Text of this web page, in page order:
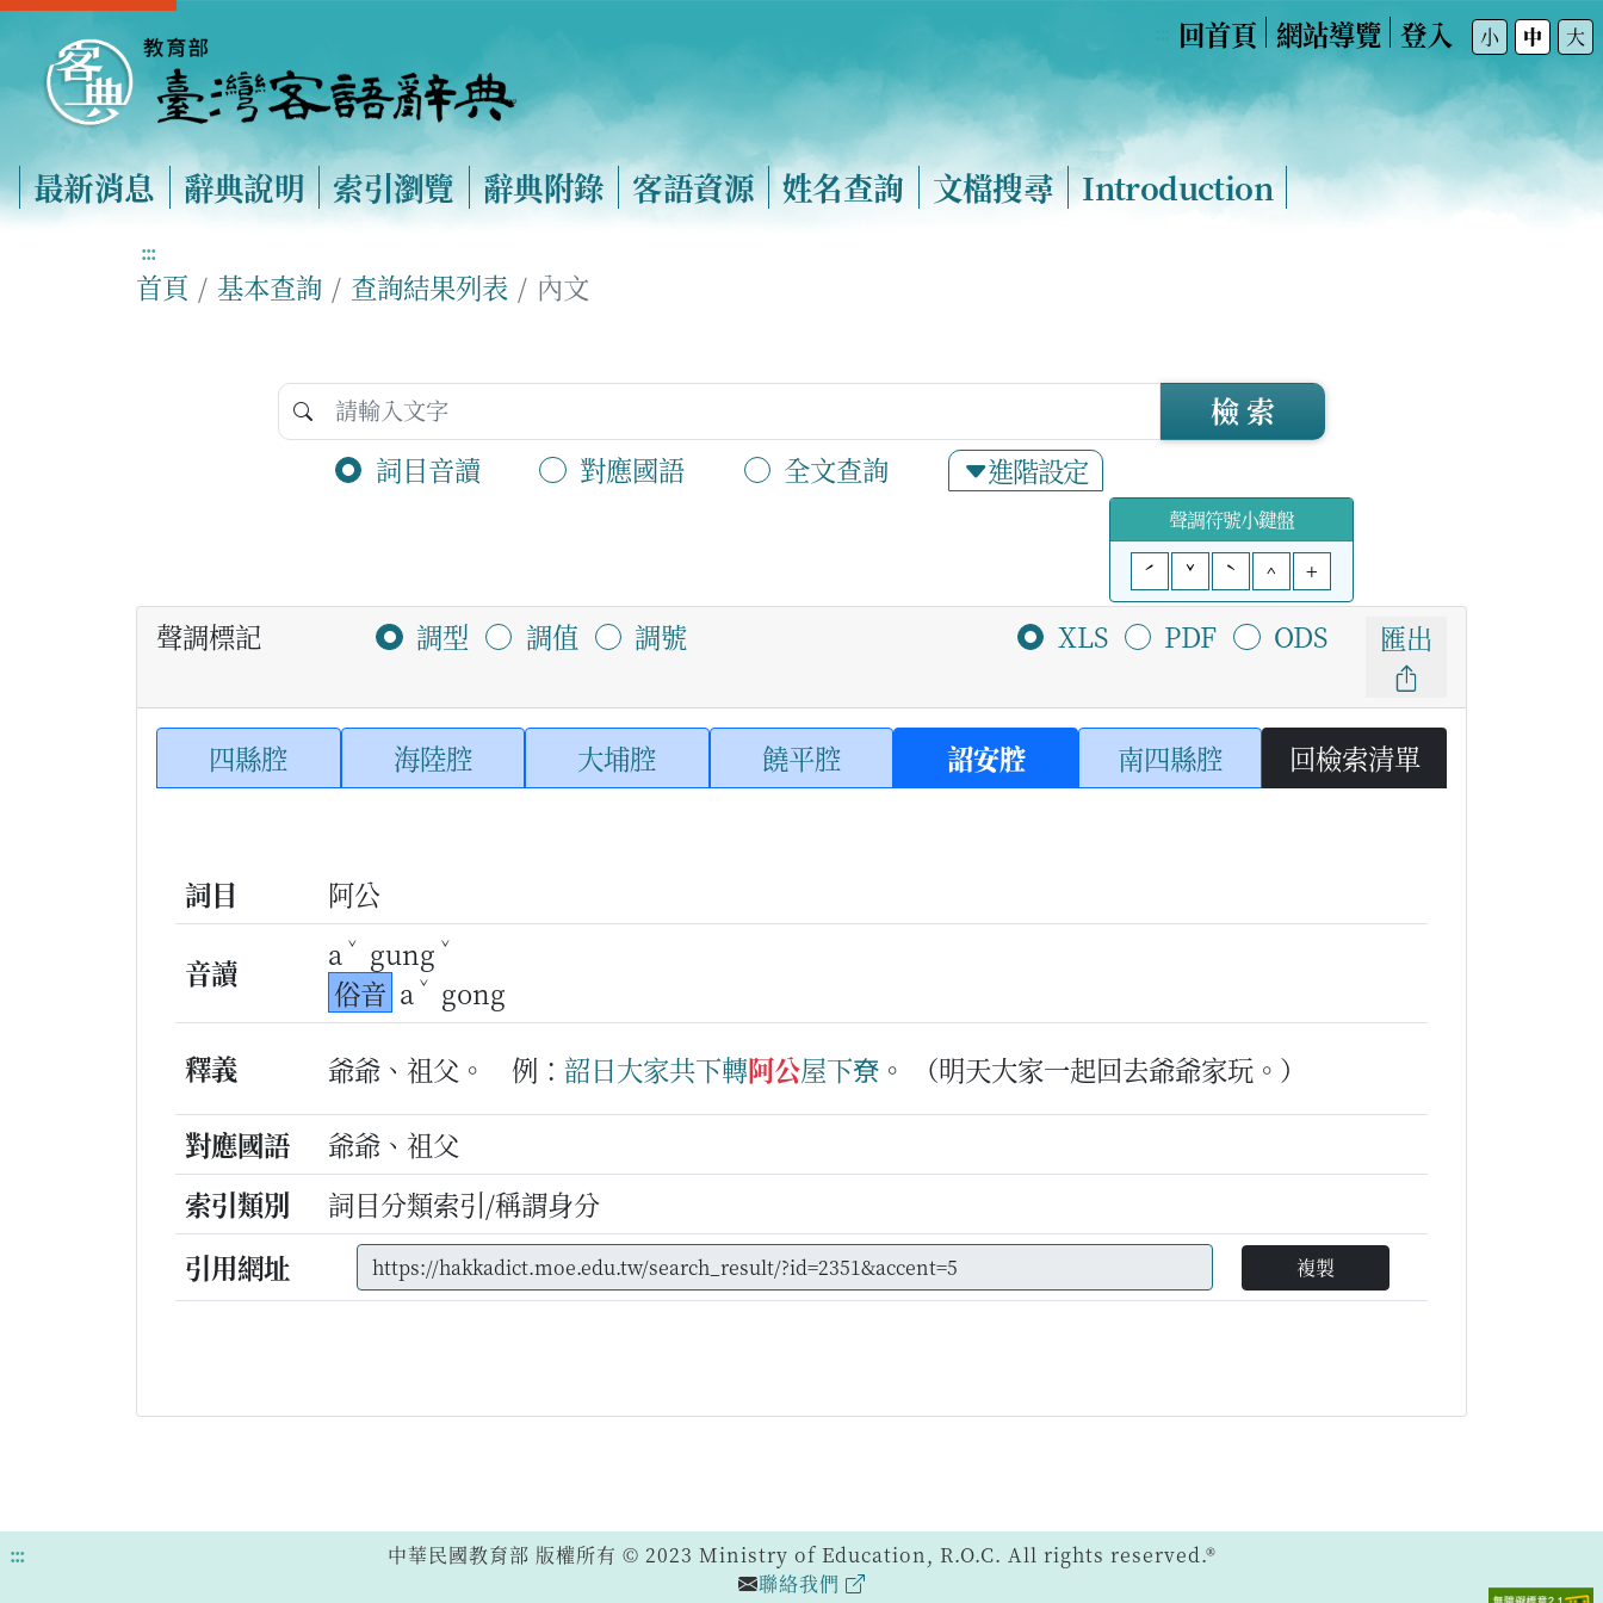
回首頁 網站導覽 登入 小 中 大
最新消息 辭典說明 索引瀏覽 辭典附錄 客語資源 姓名查詢 文檔搜尋 Introduction
:::
首頁 基本查詢 查詢結果列表 內文
詞目音讀 對應國語 全文查詢 進階設定
檢 索
聲調符號小鍵盤
ˊ
ˇ ˋ ^ +
聲調標記 調型 調值 調號 XLS PDF ODS 匯出
四縣腔 海陸腔 大埔腔 饒平腔 詔安腔 南四縣腔 回檢索清單
詞目 阿公
音讀 a ˇ gung ˇ
俗音 a ˇ gong
釋義
爺爺、祖父。 例： 韶日大家共下轉阿公屋下尞 。
（明天大家一起回去爺爺家玩。）
對應國語
爺爺、祖父
索引類別
詞目分類索引/稱謂身分
引用網址
複製
:::
中華民國教育部 版權所有 © 2023 Ministry of Education, R.O.C. All rights reserved.®
聯絡我們